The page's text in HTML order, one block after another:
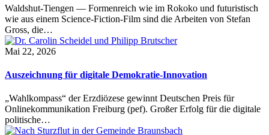
Waldshut-Tiengen — Formenreich wie im Rokoko und futuristisch
wie aus einem Science-Fiction-Film sind die Arbeiten von Stefan
Gross, die…
Mai 22, 2026
Auszeichnung für digitale Demokratie-Innovation
„Wahlkompass“ der Erzdiözese gewinnt Deutschen Preis für
Onlinekommunikation Freiburg (pef). Großer Erfolg für die digitale
politische…